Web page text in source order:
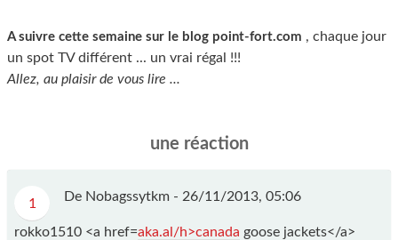
A suivre cette semaine sur le blog point-fort.com , chaque jour
un spot TV différent ... un vrai régal !!!
Allez, au plaisir de vous lire ...
une réaction
1 De Nobagssytkm - 26/11/2013, 05:06
rokko1510 <a href=aka.al/h>canada goose jackets</a>